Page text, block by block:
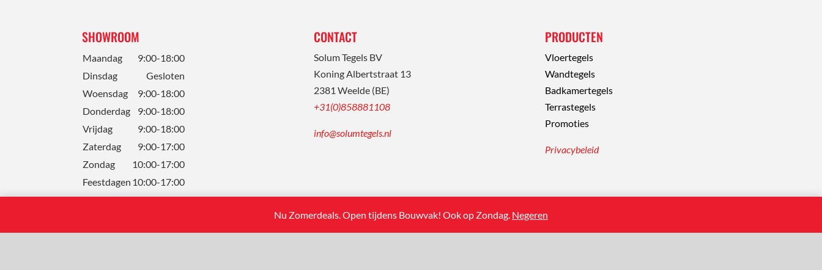
Nu Zomerdeals. Open tijdens Bouwvak! Ook op Zondag. Negeren
SHOWROOM
Maandag
9:00-18:00
Dinsdag
Gesloten
Woensdag
9:00-18:00
Donderdag
9:00-18:00
Vrijdag
9:00-18:00
Zaterdag
9:00-17:00
Zondag
10:00-17:00
Feestdagen 10:00-17:00
CONTACT
Solum Tegels BV
Koning Albertstraat 13
2381 Weelde (BE)
+31(0)858881108
info@solumtegels.nl
PRODUCTEN
Vloertegels
Wandtegels
Badkamertegels
Terrastegels
Promoties
Privacybeleid